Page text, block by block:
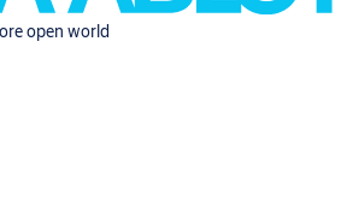
open world